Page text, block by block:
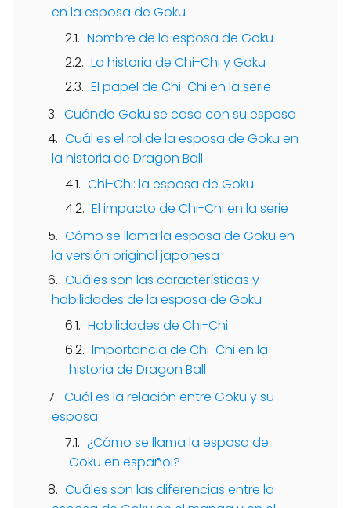
en la esposa de Goku
Nombre de la esposa de Goku
La historia de Chi-Chi y Goku
El papel de Chi-Chi en la serie
Cuándo Goku se casa con su esposa
Cuál es el rol de la esposa de Goku en
la historia de Dragon Ball
Chi-Chi: la esposa de Goku
El impacto de Chi-Chi en la serie
Cómo se llama la esposa de Goku en
la versión original japonesa
Cuáles son las características y
habilidades de la esposa de Goku
Habilidades de Chi-Chi
Importancia de Chi-Chi en la
historia de Dragon Ball
Cuál es la relación entre Goku y su
esposa
¿Cómo se llama la esposa de
Goku en español?
Cuáles son las diferencias entre la